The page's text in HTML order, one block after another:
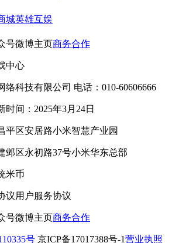
城英雄互娱
号微博主页商务合作
中心
络科技有限公司 电话：010-60606666
时间：2025年3月24日
平区安居路小米智慧产业园
邺区永初路37号小米华东总部
米币
议用户服务协议
号微博主页商务合作
号 京ICP备17017388号-1营业执照